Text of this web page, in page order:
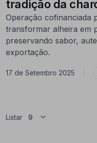
tradição da
Operação cofinanciada
transformar alheira em
preservando sabor,
exportação.
17 de Setembro 2025
Listar